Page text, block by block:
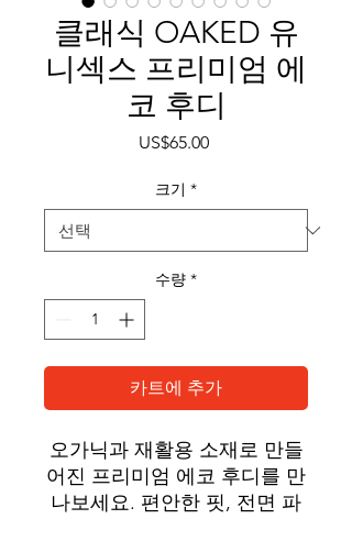
클래식 OAKED 유
니섹스 프리미엄 에
코 후디
US$65.00가
크기 *
수량 *
카트에 추가
오가닉과 재활용 소재로 만들
어진 프리미엄 에코 후디를 만
나보세요. 편안한 핏, 전면 파